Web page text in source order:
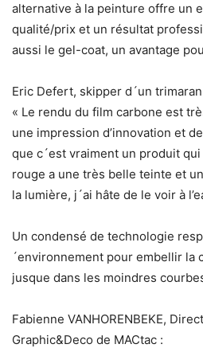
alternative à la peinture offre un
qualité/prix et un résultat
aussi le gel-coat, un avantage
Eric Defert, skipper d´un
« Le rendu du film carbone est
une impression d’innovation et
que c´est vraiment un produit
rouge a une très belle teinte et
la lumière, j´ai hâte de le voir à
Un condensé de technologie
´environnement pour embellir la
jusque dans les moindres
Fabienne VANHORENBEKE,
Graphic&Deco de MACtac :